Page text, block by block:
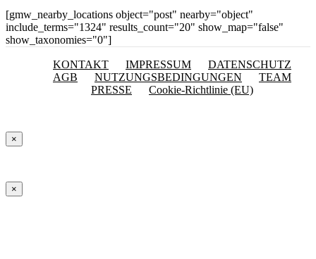
[gmw_nearby_locations object="post" nearby="object"
include_terms="1324" results_count="20" show_map="false"
show_taxonomies="0"]
KONTAKT IMPRESSUM
DATENSCHUTZ
AGB
NUTZUNGSBEDINGUNGEN
TEAM
PRESSE
Cookie-Richtlinie (EU)
×
×